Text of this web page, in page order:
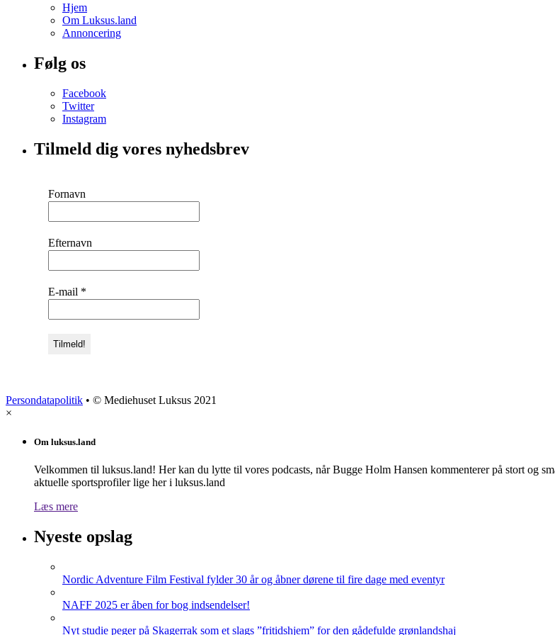
Hjem
Om Luksus.land
Annoncering
Følg os
Facebook
Twitter
Instagram
Tilmeld dig vores nyhedsbrev
Fornavn
Efternavn
E-mail *
Persondatapolitik • © Mediehuset Luksus 2021
×
Om luksus.land
Velkommen til luksus.land! Her kan du lytte til vores podcasts, når Bugge Holm Hansen kommenterer på stort og
aktuelle sportsprofiler lige her i luksus.land
Læs mere
Nyeste opslag
Nordic Adventure Film Festival fylder 30 år og åbner dørene til fire dage med eventyr
NAFF 2025 er åben for bog indsendelser!
Nyt studie peger på Skagerrak som et slags ”fritidshjem” for den gådefulde grønlandshaj